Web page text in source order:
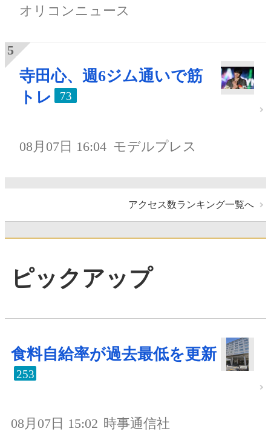
オリコンニュース
寺田心、週6ジム通いで筋
トレ
73
08月07日 16:04 モデルプレス
アクセス数ランキング一覧へ
ピックアップ
食料自給率が過去最低を更新
253
08月07日 15:02 時事通信社